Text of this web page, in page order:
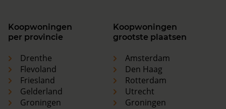
Koopwoningen
per provincie
Drenthe
Flevoland
Friesland
Gelderland
Groningen
Koopwoningen
grootste plaatsen
Amsterdam
Den Haag
Rotterdam
Utrecht
Groningen